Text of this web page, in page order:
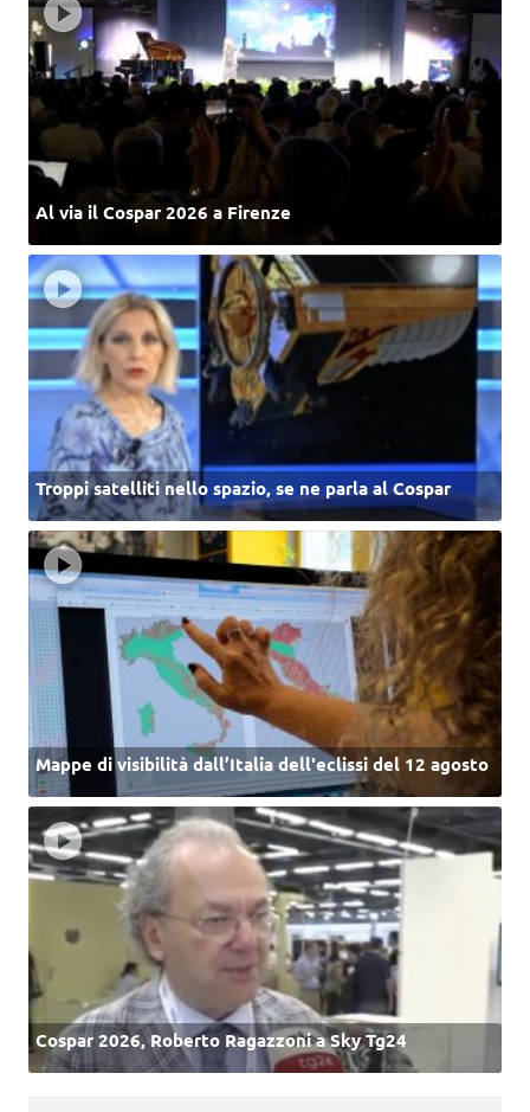
Al via il Cospar 2026 a Firenze
Troppi satelliti nello spazio, se ne parla al Cospar
Mappe di visibilità dall’Italia dell'eclissi del 12 agosto
Cospar 2026, Roberto Ragazzoni a Sky Tg24